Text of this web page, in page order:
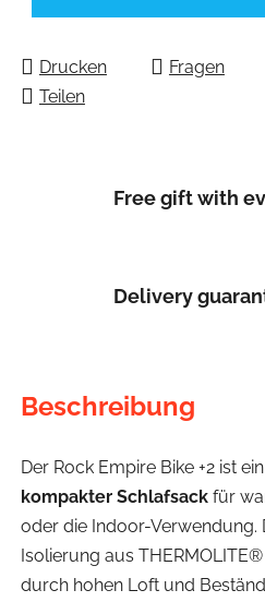
Drucken Fragen
Teilen
Free gift with
Delivery
Beschreibung
Der Rock Empire Bike +2 ist
kompakter Schlafsackfür
oder die Indoor-Verwendung.
Isolierung aus
durch hohen Loft und